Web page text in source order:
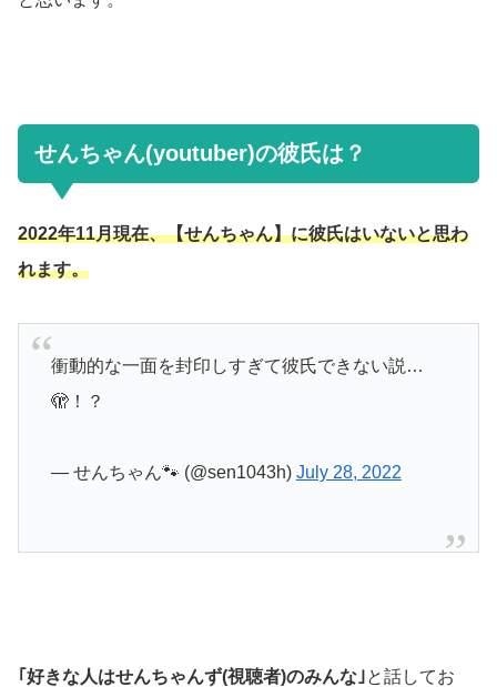
せんちゃん(youtuber)の彼氏は？
2022年11月現在、【せんちゃん】に彼氏はいないと思わ
れます。
衝動的な一面を封印しすぎて彼氏できない説…
🫣！？
— せんちゃん🐾 (@sen1043h) July 28, 2022
｢好きな人はせんちゃんず(視聴者)のみんな｣と話してお